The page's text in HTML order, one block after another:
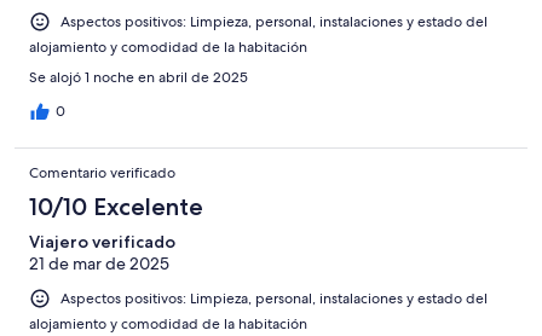
Aspectos positivos: Limpieza, personal, instalaciones y estado del
alojamiento y comodidad de la habitación
Se alojó 1 noche en abril de 2025
0
Comentario verificado
10/10 Excelente
Viajero verificado
21 de mar de 2025
Aspectos positivos: Limpieza, personal, instalaciones y estado del
alojamiento y comodidad de la habitación